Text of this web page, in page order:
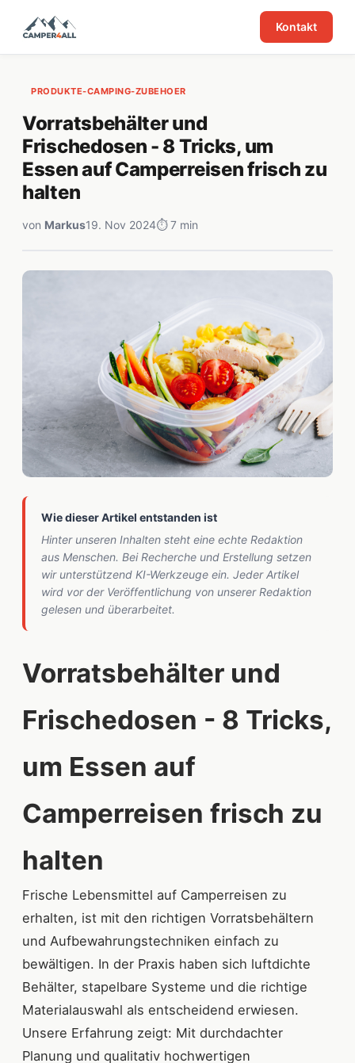
Kontakt
PRODUKTE-CAMPING-ZUBEHOER
Vorratsbehälter und
Frischedosen - 8 Tricks, um
Essen auf Camperreisen frisch zu
halten
von Markus19. Nov 2024⏱ 7 min
Wie dieser Artikel entstanden ist
Hinter unseren Inhalten steht eine echte Redaktion
aus Menschen. Bei Recherche und Erstellung setzen
wir unterstützend KI-Werkzeuge ein. Jeder Artikel
wird vor der Veröffentlichung von unserer Redaktion
gelesen und überarbeitet.
Vorratsbehälter und
Frischedosen - 8 Tricks,
um Essen auf
Camperreisen frisch zu
halten
Frische Lebensmittel auf Camperreisen zu
erhalten, ist mit den richtigen Vorratsbehältern
und Aufbewahrungstechniken einfach zu
bewältigen. In der Praxis haben sich luftdichte
Behälter, stapelbare Systeme und die richtige
Materialauswahl als entscheidend erwiesen.
Unsere Erfahrung zeigt: Mit durchdachter
Planung und qualitativ hochwertigen